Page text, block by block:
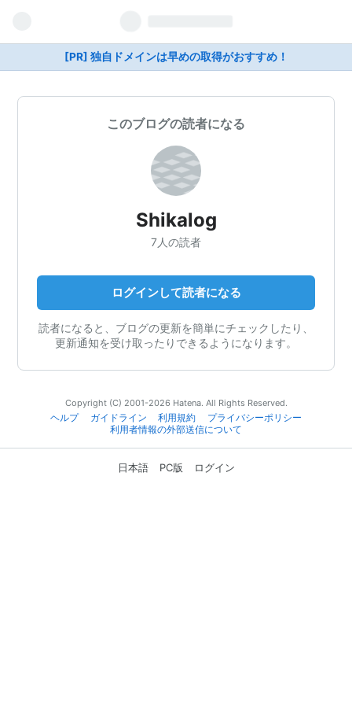
[PR] 独自ドメインは早めの取得がおすすめ！
このブログの読者になる
Shikalog
7人の読者
ログインして読者になる
読者になると、ブログの更新を簡単にチェックしたり、
更新通知を受け取ったりできるようになります。
Copyright (C) 2001-2026 Hatena. All Rights Reserved.
ヘルプ
ガイドライン 利用規約
プライバシーポリシー
利用者情報の外部送信について
日本語 PC版 ログイン